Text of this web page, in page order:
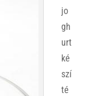
jo
gh
urt
ké
szí
té